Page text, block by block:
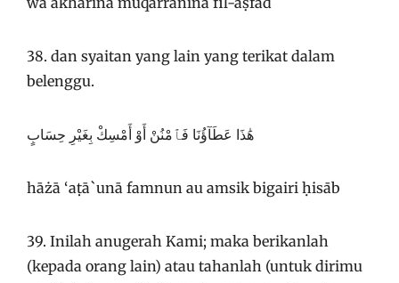
38. dan syaitan yang lain yang terikat dalam
belenggu.
هَٰذَا عَطَآؤُنَا فَٱمْنُنْ أَوْ أَمْسِكْ بِغَيْرِ حِسَابٍ
hāżā ‘aṭā`unā famnun au amsik bigairi ḥisāb
39. Inilah anugerah Kami; maka berikanlah
(kepada orang lain) atau tahanlah (untuk dirimu